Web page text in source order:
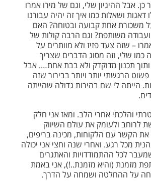
אבל ההיגיון שלי, וגם של מירו אמרו
ושאלות כמו איך זה יהיה עבורנו
משכורת אחת קבועה ובטוחה? האם
ועבודה משותפת? וגם הרבה קולות של
– שזה צעד פזיז ולא מוותרים על
כמו שלי, וזה מסוג הדברים שצריך
תכנון מדוקדק ולא בבת אחת…. אבל
הרגשתי יותר ויותר בבירור שזה
הייתה לי שם בהירות גדולה שהייתה
והלכתי אחרי הלב. ומאז אני חלק
לרוחב ולעומק את עולם השיווק
הקשר עם הלקוחות, מכינה בריפים,
מכל רגע. ואחרי שנה וחצי אני יכולה
לכל ההתמודדויות והאתגרים
מזמנת (והיא מזמנת..!), אני באמת
על ההחלטה ושמחה על הדרך.